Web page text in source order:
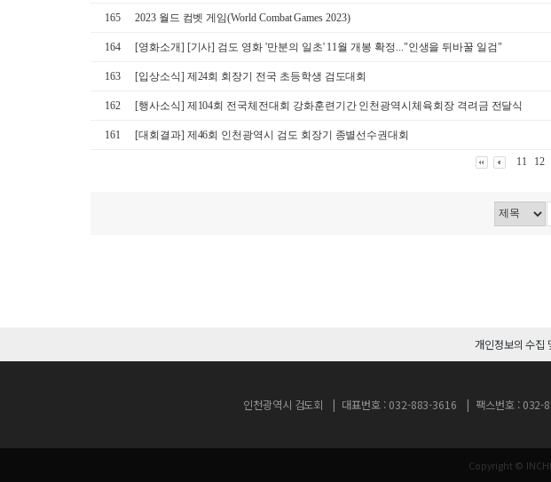
165 2023 월드 컴벳 게임(World Combat Games 2023)
164 [영화소개] [기사] 검도 영화 '만분의 일초' 11월 개봉 확정..."인생을 뒤바꿀 일검"
163 [입상소식] 제24회 회장기 전국 초등학생 검도대회
162 [행사소식] 제104회 전국체전대회 강화훈련기간 인천광역시체육회장 격려금 전달식
161 [대회결과] 제46회 인천광역시 검도 회장기 종별선수권대회
11 12
개인정보의 수집
인천광역시 검도회 대표번호 : 032-883-3616 팩스번호 : 032-
Copyright ©